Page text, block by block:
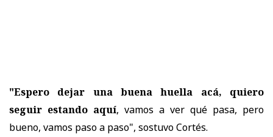
"Espero dejar una buena huella acá, quiero
seguir estando aquí, vamos a ver qué pasa, pero
bueno, vamos paso a paso", sostuvo Cortés.